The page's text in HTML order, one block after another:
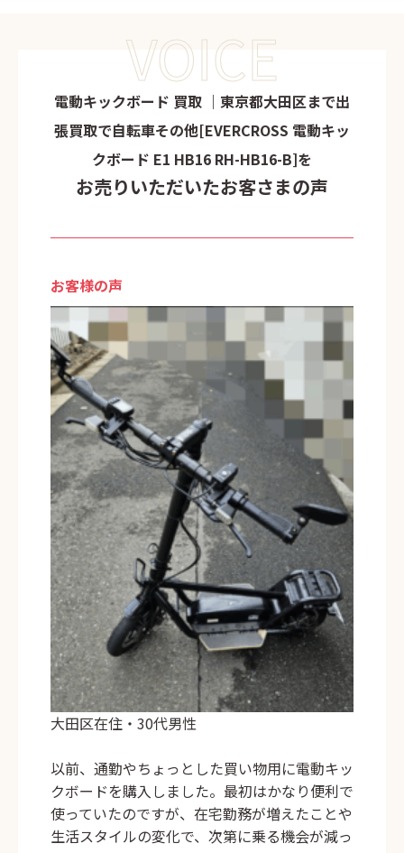
電動キックボード 買取 ｜東京都大田区まで出
張買取で自転車その他[EVERCROSS 電動キッ
クボード E1 HB16 RH-HB16-B]を
お売りいただいたお客さまの声
VOICE
お客様の声
大田区在住・30代男性
以前、通勤やちょっとした買い物用に電動キッ
クボードを購入しました。最初はかなり便利で
使っていたのですが、在宅勤務が増えたことや
生活スタイルの変化で、次第に乗る機会が減っ